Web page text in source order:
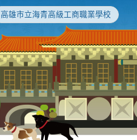
高雄市立海青高級工商職業學校